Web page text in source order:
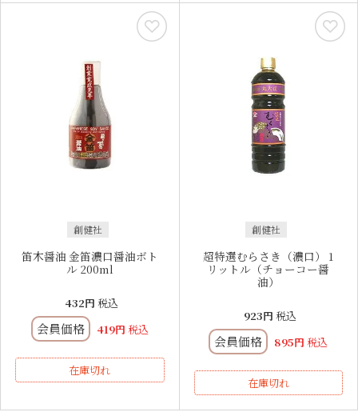
創健社
笛木醤油 金笛濃口醤油ボト
ル 200ml
432 税込
会員価格 419 税込
在庫切れ
創健社
超特選むらさき（濃口） 1
リットル（チョーコー醤
油）
923 税込
会員価格 895 税込
在庫切れ